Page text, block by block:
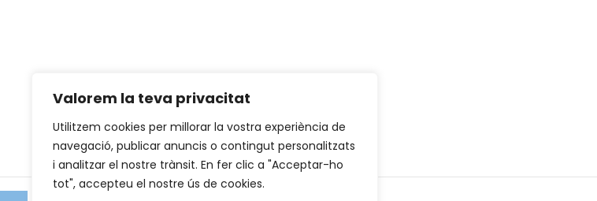
Valorem la teva privacitat
Utilitzem cookies per millorar la vostra experiència de
navegació, publicar anuncis o contingut personalitzats
i analitzar el nostre trànsit. En fer clic a "Acceptar-ho
tot", accepteu el nostre ús de cookies.